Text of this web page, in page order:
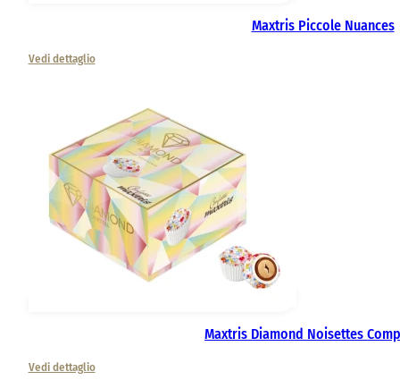
Maxtris Piccole Nuances
Vedi dettaglio
Maxtris Diamond Noisettes
Vedi dettaglio